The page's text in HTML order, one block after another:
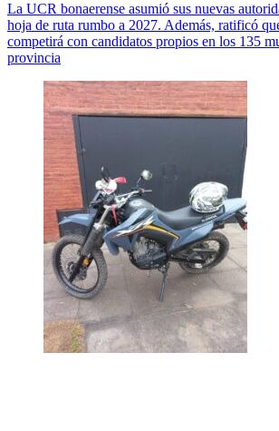
La UCR bonaerense asumió sus nuevas
hoja de ruta rumbo a 2027. Además, ratificó
competirá con candidatos propios en los 135
provincia